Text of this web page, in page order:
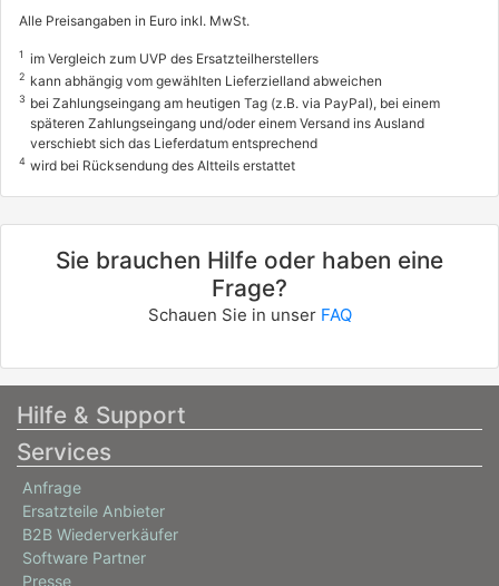
Alle Preisangaben in Euro inkl. MwSt.
1 im Vergleich zum UVP des Ersatzteilherstellers
2 kann abhängig vom gewählten Lieferzielland abweichen
3 bei Zahlungseingang am heutigen Tag (z.B. via PayPal), bei einem
späteren Zahlungseingang und/oder einem Versand ins Ausland
verschiebt sich das Lieferdatum entsprechend
4 wird bei Rücksendung des Altteils erstattet
Sie brauchen Hilfe oder haben eine
Frage?
Schauen Sie in unser FAQ
Hilfe & Support
Services
Anfrage
Ersatzteile Anbieter
B2B Wiederverkäufer
Software Partner
Presse